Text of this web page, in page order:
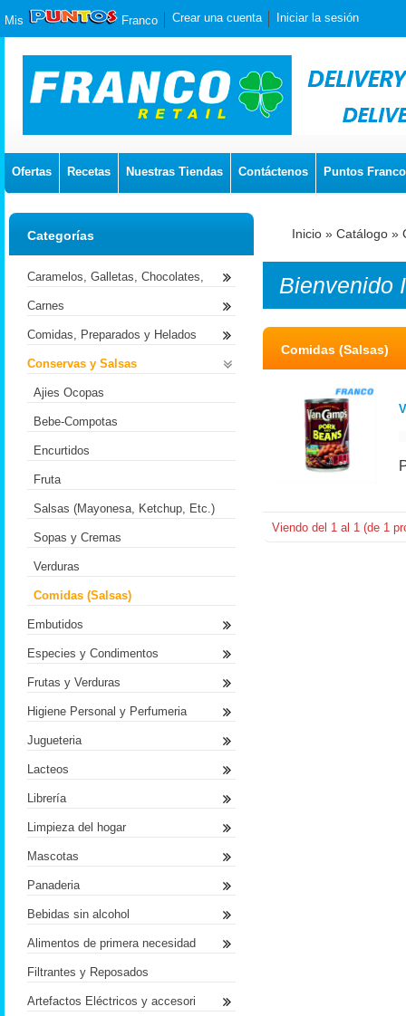
Mis Franco Crear una cuenta Iniciar la sesión
Ofertas Recetas Nuestras Tiendas Contáctenos Puntos Franco
Inicio » Catálogo »
Bienvenido
Comidas (Salsas)
Viendo del 1 al 1 (de 1
Categorías
Caramelos, Galletas, Chocolates,
Carnes
Comidas, Preparados y Helados
Conservas y Salsas
Ajies Ocopas
Bebe-Compotas
Encurtidos
Fruta
Salsas (Mayonesa, Ketchup, Etc.)
Sopas y Cremas
Verduras
Comidas (Salsas)
Embutidos
Especies y Condimentos
Frutas y Verduras
Higiene Personal y Perfumeria
Jugueteria
Lacteos
Librería
Limpieza del hogar
Mascotas
Panaderia
Bebidas sin alcohol
Alimentos de primera necesidad
Filtrantes y Reposados
Artefactos Eléctricos y accesori